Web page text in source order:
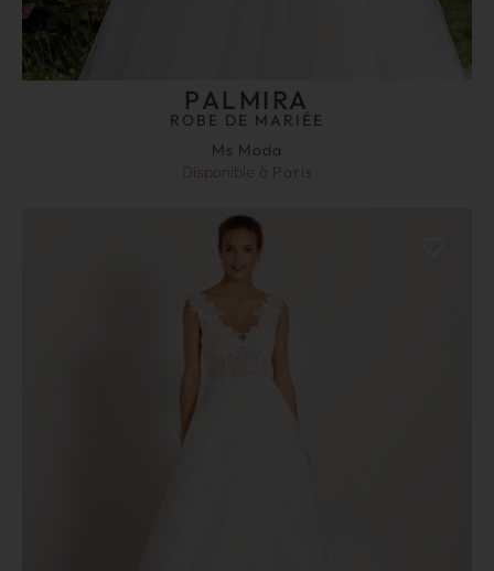
PALMIRA
ROBE DE MARIÉE
Ms Moda
Disponible à Paris